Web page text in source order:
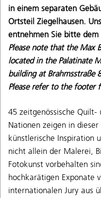
in einem separaten
Ortsteil Ziegelhausen.
entnehmen Sie bitte dem
Please note that the Max
located in the Palatinate
building at Brahmsstraße
Please refer to the footer
45 zeitgenössische Quilt-
Nationen zeigen in
künstlerische Inspiration
nicht allein der Malerei,
Fotokunst vorbehalten
hochkarätigen Exponate
internationalen Jury aus